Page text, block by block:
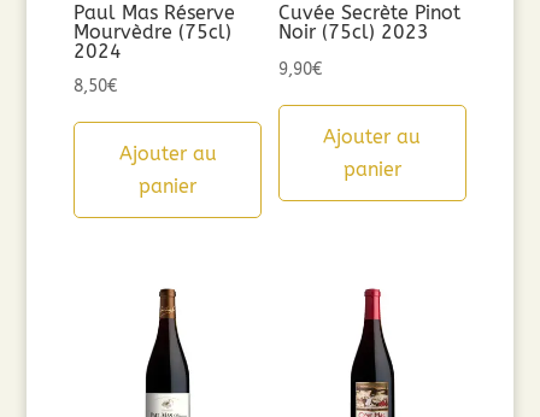
Paul Mas Réserve
Mourvèdre (75cl)
2024
8,50€
Ajouter au
panier
Cuvée Secrète Pinot
Noir (75cl) 2023
9,90€
Ajouter au
panier